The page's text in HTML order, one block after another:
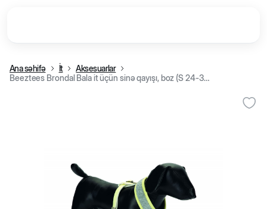
Ana səhifə İt
Aksesuarlar
Beeztees Brondal Bala it üçün sinə qayışı, boz (S 24-34 sm/10 mm)